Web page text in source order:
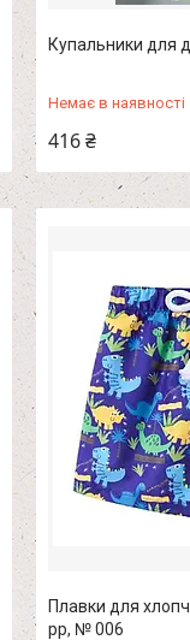
Купальники для
Немає в наявності
416 ₴
Плавки для
рр, № 006